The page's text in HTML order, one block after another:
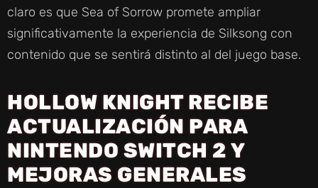
claro es que Sea of Sorrow promete ampliar
significativamente la experiencia de Silksong con
contenido que se sentirá distinto al del juego base.
HOLLOW KNIGHT RECIBE
ACTUALIZACIÓN PARA
NINTENDO SWITCH 2 Y
MEJORAS GENERALES